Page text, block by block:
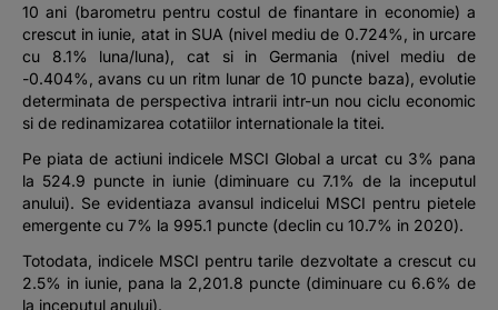
10 ani (barometru pentru costul de finantare in economie) a
crescut in iunie, atat in SUA (nivel mediu de 0.724%, in urcare
cu 8.1% luna/luna), cat si in Germania (nivel mediu de
-0.404%, avans cu un ritm lunar de 10 puncte baza), evolutie
determinata de perspectiva intrarii intr-un nou ciclu economic
si de redinamizarea cotatiilor internationale la titei.
Pe piata de actiuni indicele MSCI Global a urcat cu 3% pana
la 524.9 puncte in iunie (diminuare cu 7.1% de la inceputul
anului). Se evidentiaza avansul indicelui MSCI pentru pietele
emergente cu 7% la 995.1 puncte (declin cu 10.7% in 2020).
Totodata, indicele MSCI pentru tarile dezvoltate a crescut cu
2.5% in iunie, pana la 2,201.8 puncte (diminuare cu 6.6% de
la inceputul anului).